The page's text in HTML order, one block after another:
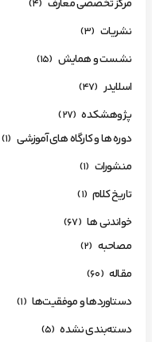
مرکز تخصصی معارف (4)
نشریات (3)
نشست و همایش (15)
اسلایدر (47)
پژوهشکده (27)
دوره ها و کارگاه های آموزشی (1)
منشورات (1)
تاریخ کلام (1)
خواندنی ها (67)
مصاحبه (2)
مقاله (60)
دستاوردها و موفقیت‌ها (1)
دسته‌بندی نشده (5)